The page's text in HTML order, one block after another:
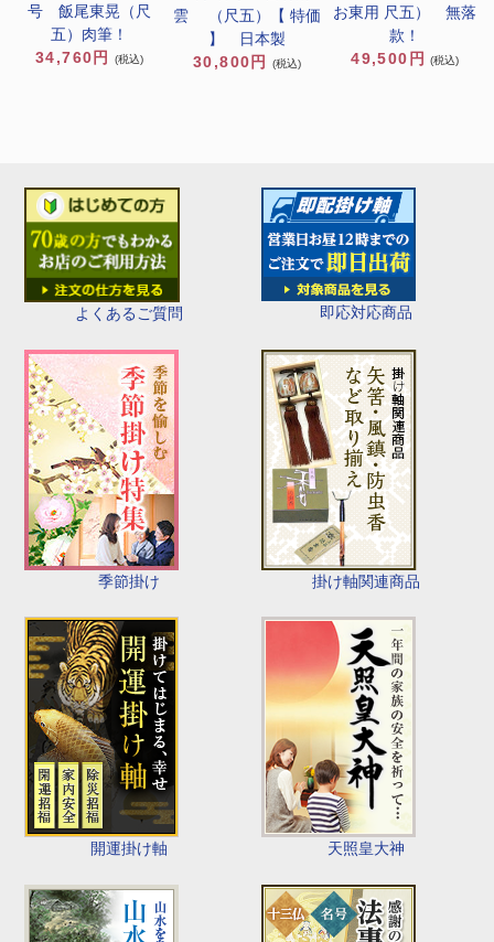
よくあるご質問 即応対応商品
季節掛け 掛け軸関連商品
開運掛け軸 天照皇大神
号 飯尾東晃（尺
五）肉筆！
34,760円
(税込)
雲 （尺五）【 特価
】 日本製
30,800円
(税込)
お東用 尺五） 無落
款！
49,500円
(税込)